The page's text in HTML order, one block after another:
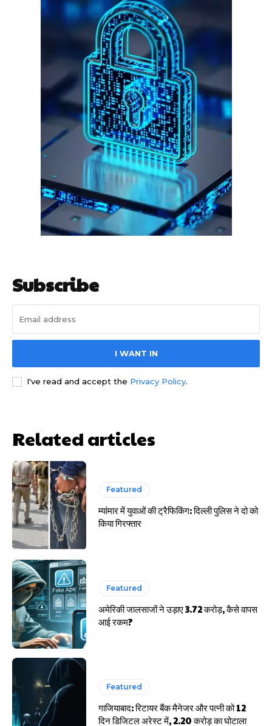
गुरुग्राम साइबर पुलिस ने बीते छह महीने में 18 बैंक कर्मचारियों को किया गिरफ्तार
इन लोगों ने लालच में आकर बैंक खाते खोलकर साइबर ठगों को उपलब्ध कराए
हर खाते के बदले मिलते थे 20 से 25 हजार
साइबर धोखाधड़ी बैंकिंग में
HIGHLIGHT
हर खाते के बदले मिलते थे 20 से 25 हजार
Subscribe
I WANT IN
I've read and accept the Privacy Policy.
Related articles
Featured
म्यांमार में युवाओं की ट्रैफिकिंग: दिल्ली पुलिस ने दो को
किया गिरफ्तार
Featured
अमेरिकी जालसाजों ने उड़ाए 3.72 करोड़, कैसे वापस
आई रकम?
Featured
गाजियाबाद: रिटायर बैंक मैनेजर और पत्नी को 12
दिन डिजिटल अरेस्ट में, 2.20 करोड़ का घोटाला